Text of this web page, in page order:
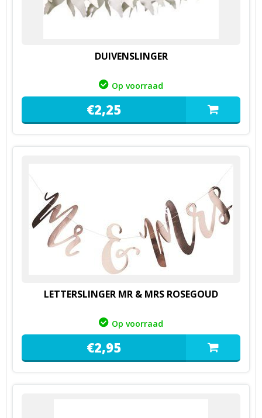
DUIVENSLINGER
Op voorraad
€2,25
LETTERSLINGER MR & MRS ROSEGOUD
Op voorraad
€2,95